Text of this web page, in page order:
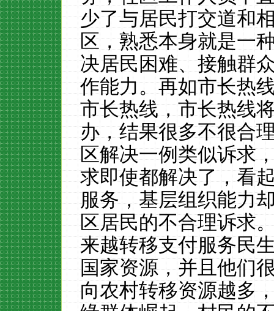
少了与居民打交道和
区，熟悉本身就是一
决居民困难、接触群
作能力。再如市长热
市长热线，市长热线
办，结果很多不很合
区解决一例类似诉求
求即使都解决了，看
服务，基层组织能力
区居民的不合理诉求
来越转移支付服务民
国家资源，并且他们
向农村转移资源越多